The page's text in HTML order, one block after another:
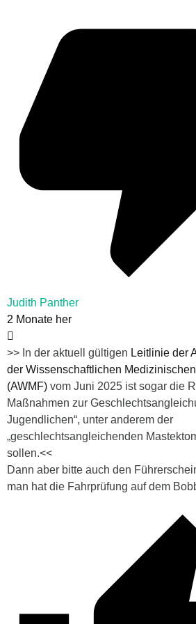
Judith Panther
2 Monate her
>> In der aktuell gültigen Leitlinie der
der Wissenschaftlichen
(AWMF) vom Juni 2025 ist sogar die
Maßnahmen zur
Jugendlichen“, unter anderem der
„geschlechtsangleichenden
sollen.<<
Dann aber bitte auch den
man hat die Fahrprüfung auf dem